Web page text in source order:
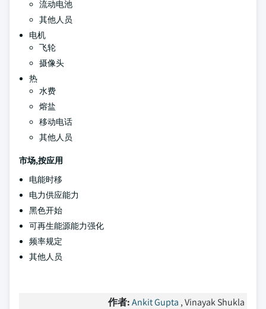
流动电池
其他人员
电机
飞轮
摄像头
热
水费
熔盐
移动电话
其他人员
市场,按应用
电能时移
电力供应能力
黑色开始
可再生能源能力强化
频率规定
其他人员
作者:Ankit Gupta , Vinayak Shukla